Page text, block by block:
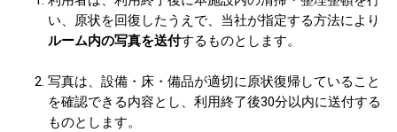
い、原状を回復したうえで、当社が指定する方法により
ルーム内の写真を送付するものとします。
写真は、設備・床・備品が適切に原状復帰していること
を確認できる内容とし、利用終了後30分以内に送付する
ものとします。